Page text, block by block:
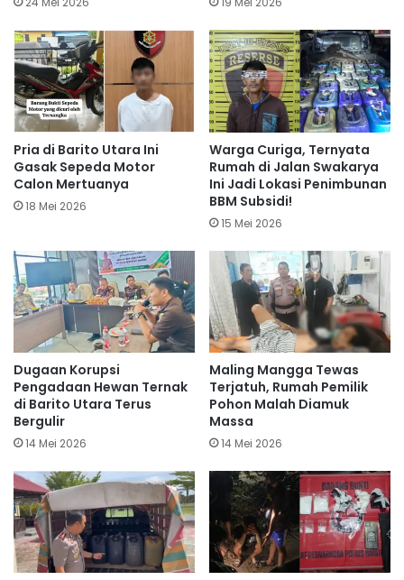
Pria di Barito Utara Ini
Gasak Sepeda Motor
Calon Mertuanya
18 Mei 2026
Warga Curiga, Ternyata
Rumah di Jalan Swakarya
Ini Jadi Lokasi Penimbunan
BBM Subsidi!
15 Mei 2026
Dugaan Korupsi
Pengadaan Hewan Ternak
di Barito Utara Terus
Bergulir
14 Mei 2026
Maling Mangga Tewas
Terjatuh, Rumah Pemilik
Pohon Malah Diamuk
Massa
14 Mei 2026